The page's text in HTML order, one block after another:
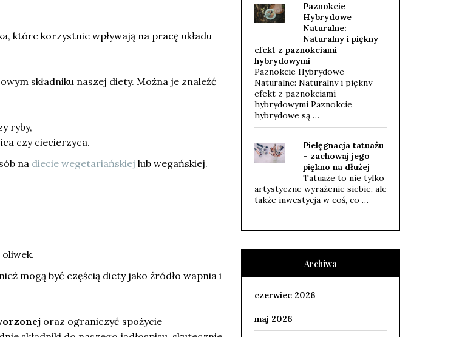
które korzystnie wpływają na pracę układu
składniku naszej diety. Można je znaleźć
ryby,
czy ciecierzyca.
na diecie wegetariańskiej lub wegańskiej.
mogą być częścią diety jako źródło wapnia i
oraz ograniczyć spożycie
Paznokcie
Hybrydowe
Naturalne:
Naturalny i piękny
efekt z paznokciami
hybrydowymi
Paznokcie Hybrydowe
Naturalne: Naturalny i piękny
efekt z paznokciami
hybrydowymi Paznokcie
hybrydowe są …
Pielęgnacja tatuażu
– zachowaj jego
piękno na dłużej
Tatuaże to nie tylko
artystyczne wyrażenie siebie, ale
także inwestycja w coś, co …
Archiwa
czerwiec 2026
maj 2026